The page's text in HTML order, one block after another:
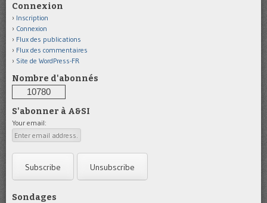
Connexion
Inscription
Connexion
Flux des publications
Flux des commentaires
Site de WordPress-FR
Nombre d'abonnés
10780
S'abonner à A&SI
Your email:
Sondages